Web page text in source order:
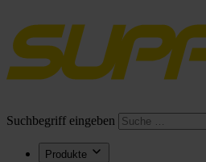
Suchbegriff eingeben
Produkte